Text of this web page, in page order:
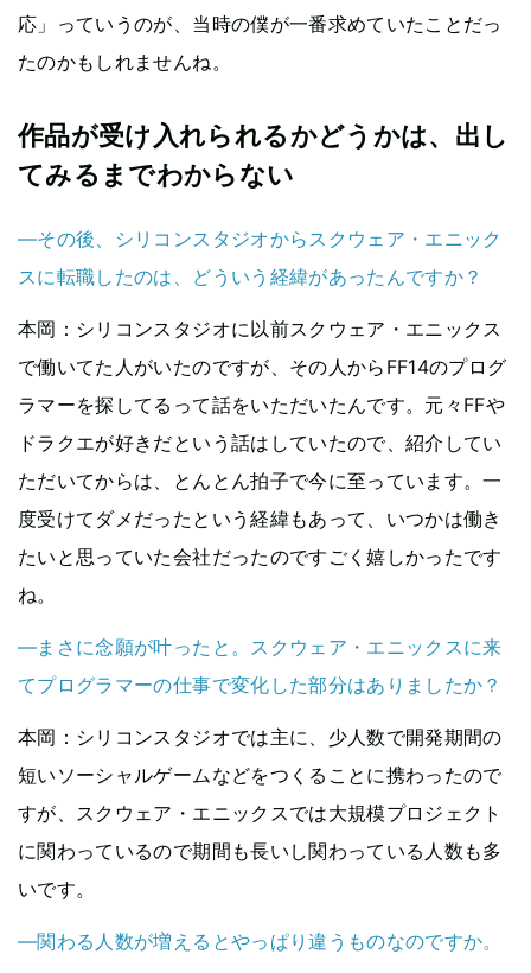
応」っていうのが、当時の僕が一番求めていたことだっ
たのかもしれませんね。
作品が受け入れられるかどうかは、出し
てみるまでわからない
—その後、シリコンスタジオからスクウェア・エニック
スに転職したのは、どういう経緯があったんですか？
本岡 ：シリコンスタジオに以前スクウェア・エニックス
で働いてた人がいたのですが、その人からFF14のプログ
ラマーを探してるって話をいただいたんです。元々FFや
ドラクエが好きだという話はしていたので、紹介してい
ただいてからは、とんとん拍子で今に至っています。一
度受けてダメだったという経緯もあって、いつかは働き
たいと思っていた会社だったのですごく嬉しかったです
ね。
—まさに念願が叶ったと。スクウェア・エニックスに来
てプログラマーの仕事で変化した部分はありましたか？
本岡 ：シリコンスタジオでは主に、少人数で開発期間の
短いソーシャルゲームなどをつくることに携わったので
すが、スクウェア・エニックスでは大規模プロジェクト
に関わっているので期間も長いし関わっている人数も多
いです。
—関わる人数が増えるとやっぱり違うものなのですか。